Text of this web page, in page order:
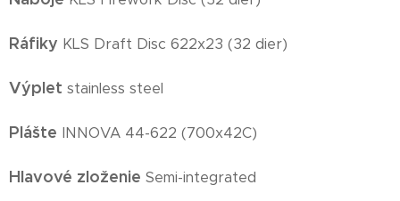
Ráfiky KLS Draft Disc 622x23 (32 dier)
Výplet stainless steel
Plášte INNOVA 44-622 (700x42C)
Hlavové zloženie Semi-integrated